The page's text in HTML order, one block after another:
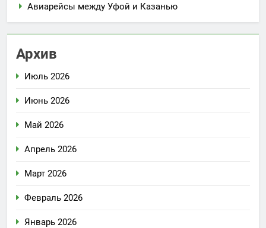
Авиарейсы между Уфой и Казанью
Архив
Июль 2026
Июнь 2026
Май 2026
Апрель 2026
Март 2026
Февраль 2026
Январь 2026